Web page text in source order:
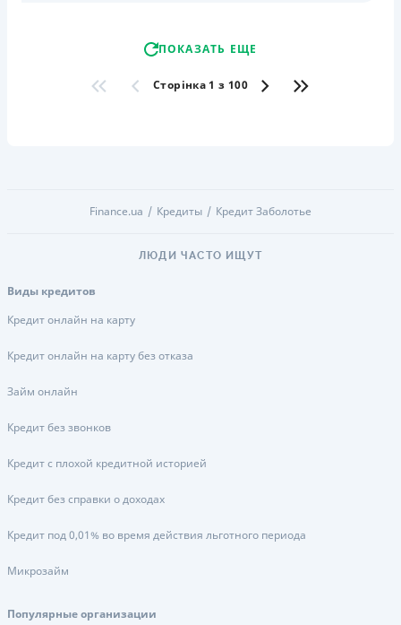
ПОКАЗАТЬ ЕЩЕ
Сторінка 1 з 100
Finance.ua Кредиты Кредит Заболотье
ЛЮДИ ЧАСТО ИЩУТ
Виды кредитов
Кредит онлайн на карту
Кредит онлайн на карту без отказа
Займ онлайн
Кредит без звонков
Кредит с плохой кредитной историей
Кредит без справки о доходах
Кредит под 0,01% во время действия льготного периода
Микрозайм
Популярные организации